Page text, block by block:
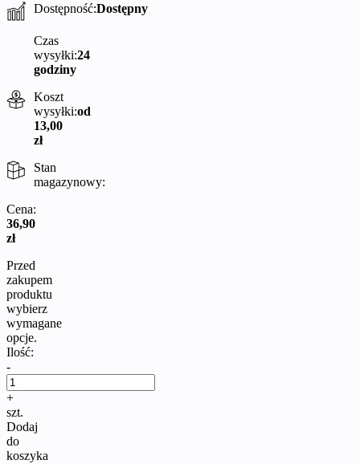
Dostępność:Dostępny
Czas
wysyłki:24
godziny
Koszt
wysyłki:od
13,00
zł
Stan
magazynowy:
Cena:
36,90
zł
Przed
zakupem
produktu
wybierz
wymagane
opcje.
Ilość:
-
+
szt.
Dodaj
do
koszyka